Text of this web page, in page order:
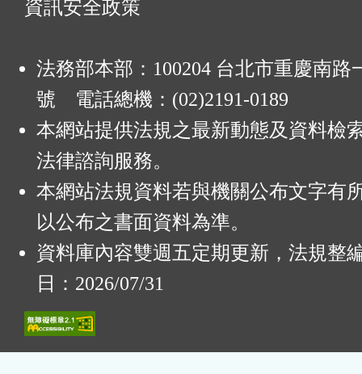
資訊安全政策
法務部本部：100204 台北市重慶南路
號 電話總機：(02)2191-0189
本網站提供法規之最新動態及資料檢
法律諮詢服務。
本網站法規資料若與機關公布文字有
以公布之書面資料為準。
資料庫內容雙週五定期更新，法規整
日：2026/07/31